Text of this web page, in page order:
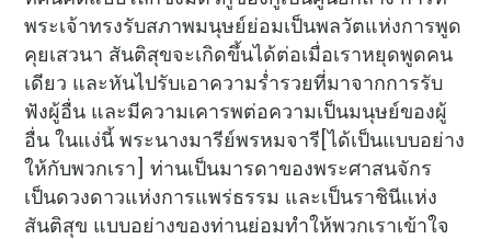
พระเจ้าทรงรับสภาพมนุษย์ย่อมเป็นพลวัตแห่งการพูด
คุยเสวนา สันติสุขจะเกิดขึ้นได้ต่อเมื่อเราหยุดพูดคน
เดียว และหันไปรับเอาความร่ำรวยที่มาจากการรับ
ฟังผู้อื่น และมีความเคารพต่อความเป็นมนุษย์ของผู้
อื่น ในแง่นี้ พระนางมารีย์พรหมจารี[ได้เป็นแบบอย่าง
ให้กับพวกเรา] ท่านเป็นมารดาของพระศาสนจักร
เป็นดวงดาวแห่งการแพร่ธรรม และเป็นราชินีแห่ง
สันติสุข แบบอย่างของท่านย่อมทำให้พวกเราเข้าใจ